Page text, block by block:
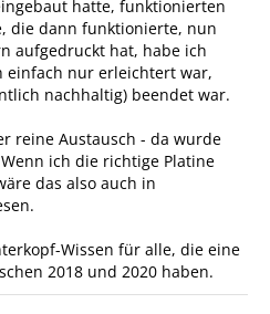
hatte, funktionierten
die dann funktionierte, nun
aufgedruckt hat, habe ich
nur erleichtert war,
nachhaltig) beendet war.
reine Austausch - da wurde
ich die richtige Platine
das also auch in
Wissen für alle, die eine
2018 und 2020 haben.